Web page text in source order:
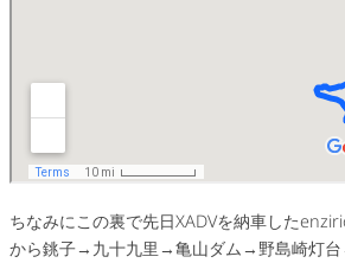
ちなみにこの裏で先日XADVを納車した
から銚子→九十九里→亀山ダム→野島崎灯